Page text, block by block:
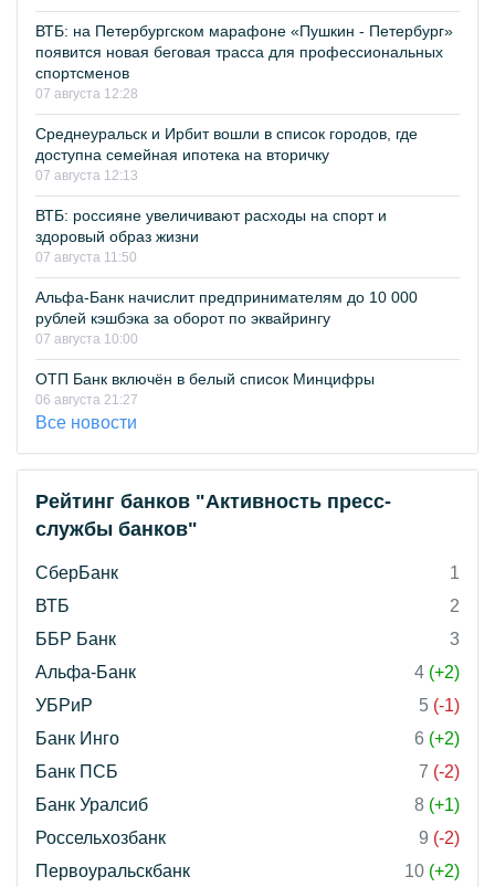
ВТБ: на Петербургском марафоне «Пушкин - Петербург»
появится новая беговая трасса для профессиональных
спортсменов
07 августа 12:28
Среднеуральск и Ирбит вошли в список городов, где
доступна семейная ипотека на вторичку
07 августа 12:13
ВТБ: россияне увеличивают расходы на спорт и
здоровый образ жизни
07 августа 11:50
Альфа-Банк начислит предпринимателям до 10 000
рублей кэшбэка за оборот по эквайрингу
07 августа 10:00
ОТП Банк включён в белый список Минцифры
06 августа 21:27
Все новости
Рейтинг банков "Активность пресс-
службы банков"
СберБанк
1
ВТБ
2
ББР Банк
3
Альфа-Банк
4 (+2)
УБРиР
5 (-1)
Банк Инго
6 (+2)
Банк ПСБ
7 (-2)
Банк Уралсиб
8 (+1)
Россельхозбанк
9 (-2)
Первоуральскбанк
10 (+2)